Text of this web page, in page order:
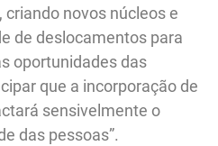
novos núcleos e
de deslocamentos para
oportunidades das
que a incorporação de
sensivelmente o
das pessoas”.